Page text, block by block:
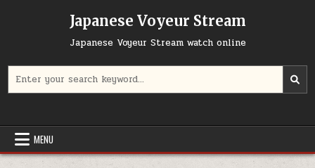
Japanese Voyeur Stream
Japanese Voyeur Stream watch online
for:
MENU